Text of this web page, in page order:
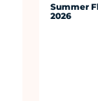
Summer
2026